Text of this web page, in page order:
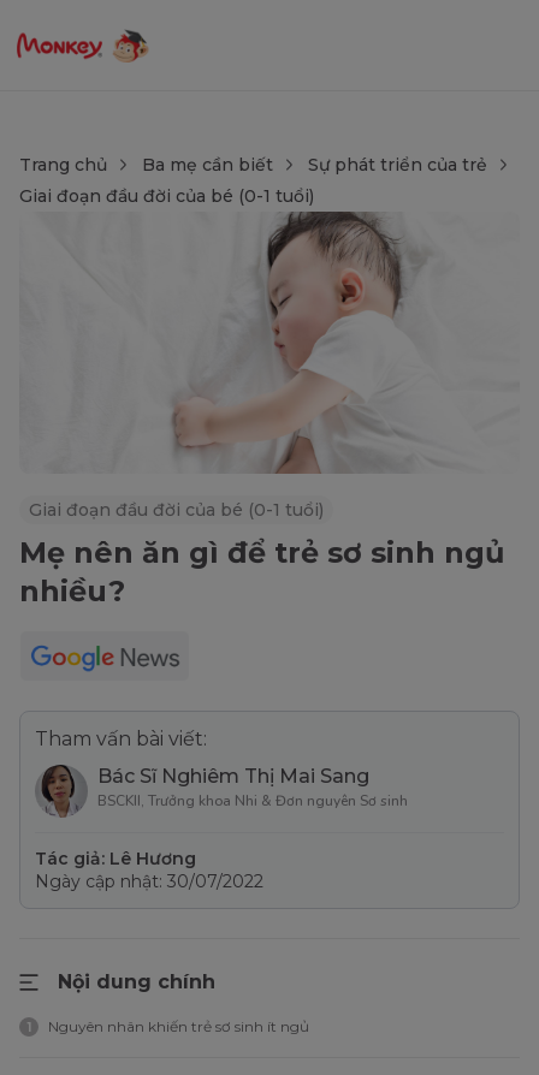
Trang chủ Ba mẹ cần biết
Sự phát triển của trẻ
Giai đoạn đầu đời của bé (0-1 tuổi)
Giai đoạn đầu đời của bé (0-1 tuổi)
Mẹ nên ăn gì để trẻ sơ sinh ngủ
nhiều?
Tham vấn bài viết:
Bác Sĩ Nghiêm Thị Mai Sang
BSCKII, Trưởng khoa Nhi & Đơn nguyên Sơ sinh
Tác giả: Lê Hương
Ngày cập nhật: 30/07/2022
Nội dung chính
1 Nguyên nhân khiến trẻ sơ sinh ít ngủ